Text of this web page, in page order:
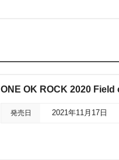
ONE OK ROCK 2020
発売日 2021年11月17日